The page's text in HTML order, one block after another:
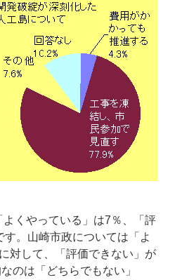
くやっている」は7％、「評
。山崎市政については「よ
対して、「評価できない」が
のは「どちらでもない」